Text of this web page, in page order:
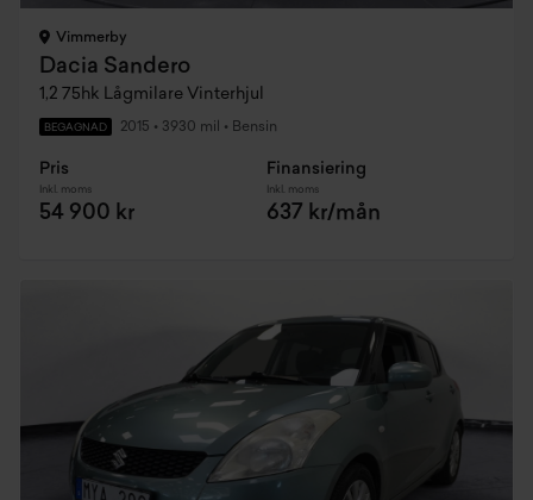
Vimmerby
Dacia Sandero
1,2 75hk Lågmilare Vinterhjul
BEGAGNAD 2015 • 3930 mil • Bensin
Pris
Inkl. moms
54 900 kr
Finansiering
Inkl. moms
637 kr/mån